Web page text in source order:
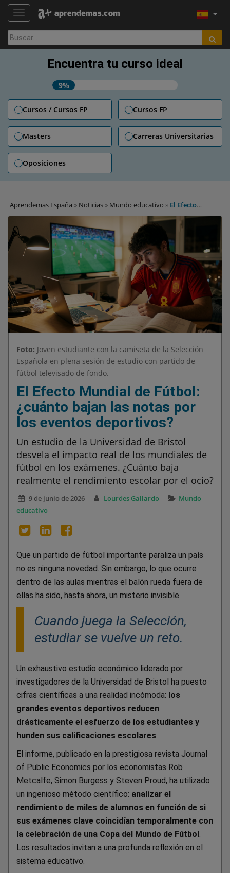
TOGGLE NAVIGATION
Buscar:
Encuentra tu curso ideal
9%
Cursos / Cursos FP Cursos FP
Masters Carreras Universitarias
Oposiciones
Aprendemas España » Noticias » Mundo educativo » El Efecto
Mundial de Fútbol: ¿cuánto bajan las notas por los eventos
deportivos?
Foto: Joven estudiante con la camiseta de la Selección
Española en plena sesión de estudio con partido de
fútbol televisado de fondo.
El Efecto Mundial de Fútbol:
¿cuánto bajan las notas por
los eventos deportivos?
Un estudio de la Universidad de Bristol
desvela el impacto real de los mundiales de
fútbol en los exámenes. ¿Cuánto baja
realmente el rendimiento escolar por el ocio?
9 de junio de 2026 Lourdes Gallardo
Mundo
educativo
Que un partido de fútbol importante paraliza un país
no es ninguna novedad. Sin embargo, lo que ocurre
dentro de las aulas mientras el balón rueda fuera de
ellas ha sido, hasta ahora, un misterio invisible.
Cuando juega la Selección,
estudiar se vuelve un reto.
Un exhaustivo estudio económico liderado por
investigadores de la Universidad de Bristol ha puesto
cifras científicas a una realidad incómoda: los
grandes eventos deportivos reducen
drásticamente el esfuerzo de los estudiantes y
hunden sus calificaciones escolares.
El informe, publicado en la prestigiosa revista Journal
of Public Economics por los economistas Rob
Metcalfe, Simon Burgess y Steven Proud, ha utilizado
un ingenioso método científico: analizar el
rendimiento de miles de alumnos en función de si
sus exámenes clave coincidían temporalmente con
la celebración de una Copa del Mundo de Fútbol .
Los resultados invitan a una profunda reflexión en el
sistema educativo.